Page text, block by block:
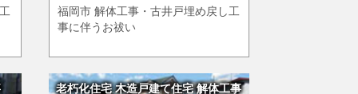
福岡市 解体工事・古井戸埋め戻し工
事に伴うお祓い
老朽化住宅 木造戸建て住宅 解体工事